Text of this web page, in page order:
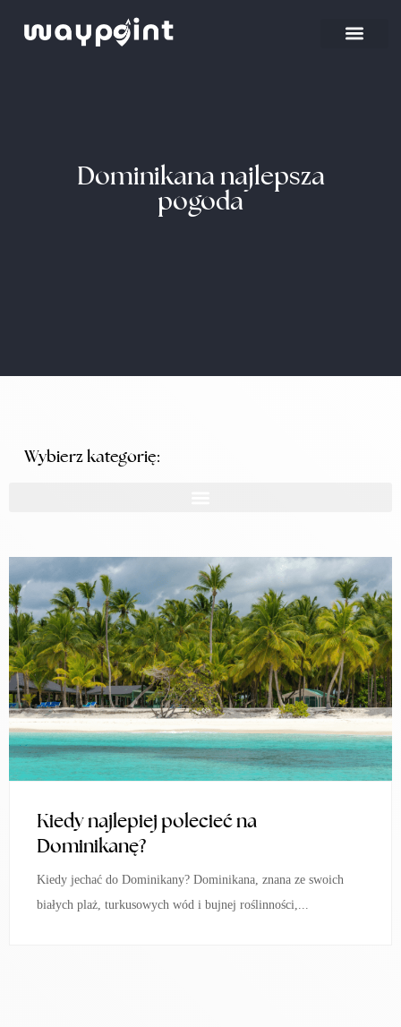
Dominikana najlepsza
pogoda
Wybierz kategorię:
Kiedy najlepiej polecieć na
Dominikanę?
Kiedy jechać do Dominikany? Dominikana, znana ze swoich
białych plaż, turkusowych wód i bujnej roślinności,...